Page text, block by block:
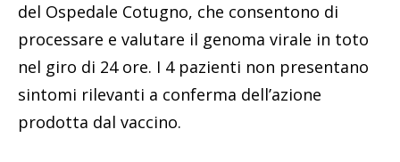
del Ospedale Cotugno, che consentono di
processare e valutare il genoma virale in toto
nel giro di 24 ore. I 4 pazienti non presentano
sintomi rilevanti a conferma dell’azione
prodotta dal vaccino.